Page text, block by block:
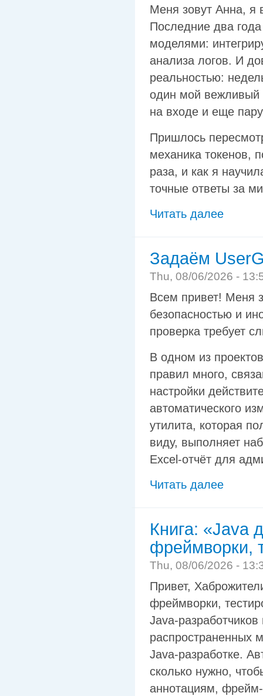
Меня зовут Анна, я
Последние два
моделями:
анализа логов. И
реальностью:
один мой вежливый
на входе и еще
Пришлось
механика токенов,
раза, и как я
точные ответы за
Читать далее
Задаём
Thu, 08/06/2026 -
Всем привет! Меня
безопасностью и
проверка требует
В одном из
правил много,
настройки
автоматического
утилита, которая
виду, выполняет
Excel-отчёт для
Читать далее
Книга: «Java
фреймворки,
Thu, 08/06/2026 -
Привет,
фреймворки,
Java-
распространенных
Java-разработке.
сколько нужно,
аннотациям,